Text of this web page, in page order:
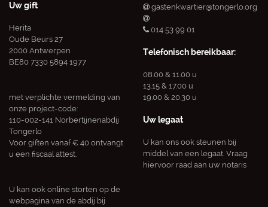
Uw gift
Herita
Oude Beurs 27
2000 Antwerpen
BE80 7330 5894 1977
met verplichte vermelding van
onze project-code:
110-002-141 Norbertijnenabdij
Tongerlo
Voor giften vanaf € 40 ontvangt
u een fiscaal attest.
U kan ook online storten op de
webpagina van de abdij bij
gastenkwartier@tongerlo.org
014 53 99 01
Telefonisch bereikbaar:
08.00 & 11.00 u
13.15 & 17.00 u
19.00 & 20.30 u
Uw legaat
U kan ons ook steunen bij
middel van een legaat. Vraag
hiervoor raad aan uw notaris